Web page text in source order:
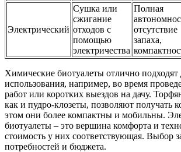
Электрический
Сушка или
сжигание
отходов с
помощью
электричества
Полная
отсутствие
запаха,
Химические биотуалеты отлично подходят
использования, например, во время
работ или коротких выездов на дачу.
как и пудро-клозеты, позволяют получать
этом они более компактны и мобильны.
биотуалеты – это вершина комфорта и
стоимость у них соответствующая. Выбор
потребностей и бюджета.